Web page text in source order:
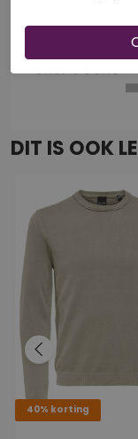
DIT IS OOK
40% korting